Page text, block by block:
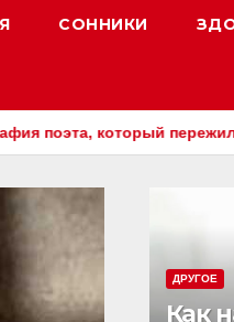
СОННИКИ
который пережил эпоху
ДРУГОЕ
Как